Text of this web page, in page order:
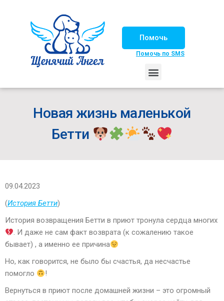
Помочь
Помочь по SMS
Новая жизнь маленькой
Бетти
09.04.2023
(История Бетти)
История возвращения Бетти в приют тронула сердца многих
. И даже не сам факт возврата (к сожалению такое
бывает) , а именно ее причина
Но, как говорится, не было бы счастья, да несчастье
помогло
!
Вернуться в приют после домашней жизни – это огромный